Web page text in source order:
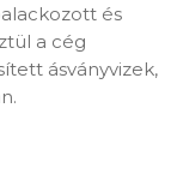
és
a cég
ásványvizek,